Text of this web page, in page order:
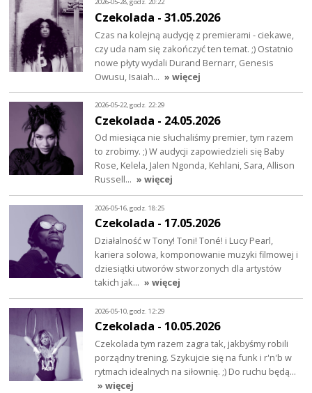
Czekolada - 31.05.2026
Czas na kolejną audycję z premierami - ciekawe,
czy uda nam się zakończyć ten temat. ;) Ostatnio
nowe płyty wydali Durand Bernarr, Genesis
Owusu, Isaiah… » więcej
2026-05-22, godz. 22:29
Czekolada - 24.05.2026
Od miesiąca nie słuchaliśmy premier, tym razem
to zrobimy. ;) W audycji zapowiedzieli się Baby
Rose, Kelela, Jalen Ngonda, Kehlani, Sara, Allison
Russell… » więcej
2026-05-16, godz. 18:25
Czekolada - 17.05.2026
Działalność w Tony! Toni! Toné! i Lucy Pearl,
kariera solowa, komponowanie muzyki filmowej i
dziesiątki utworów stworzonych dla artystów
takich jak… » więcej
2026-05-10, godz. 12:29
Czekolada - 10.05.2026
Czekolada tym razem zagra tak, jakbyśmy robili
porządny trening. Szykujcie się na funk i r'n'b w
rytmach idealnych na siłownię. ;) Do ruchu będą…
» więcej